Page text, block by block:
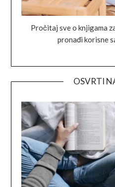
Pročitaj sve o knjigama
pronađi korisne
OSVRTI